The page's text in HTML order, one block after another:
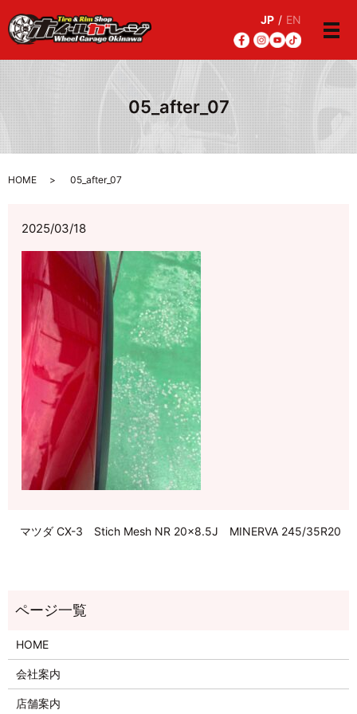
JP / EN
メ
05_after_07
HOME 05_after_07
2025/03/18
マツダ CX-3 Stich Mesh NR 20×8.5J MINERVA 245/35R20
HOME
会社案内
店舗案内